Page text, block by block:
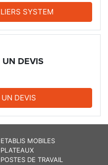
SYSTEM
DEVIS
DEVIS
ETABLIS MOBILES
PLATEAUX
POSTES DE TRAVAIL